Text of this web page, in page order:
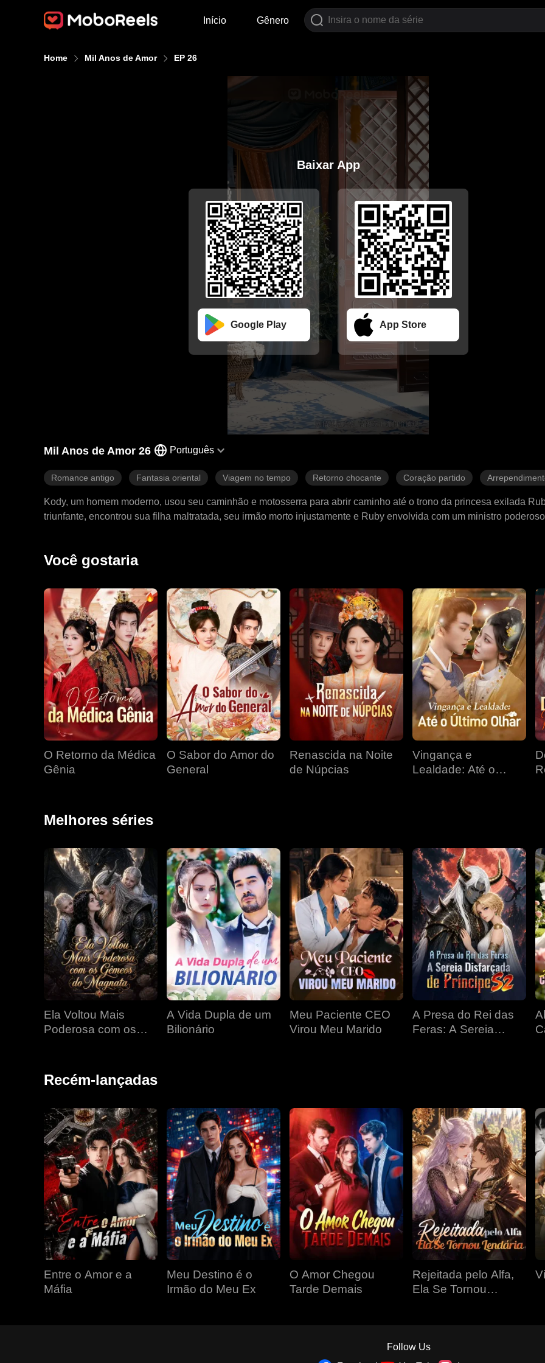
Início Gênero
Home Mil Anos de Amor EP 26
Baixar App
Google Play App Store
Mil Anos de Amor 26 Português
Romance antigo Fantasia oriental Viagem no tempo Retorno chocante Coração partido
Kody, um homem moderno, usou seu caminhão e motosserra para abrir caminho até o trono da princesa exilada
triunfante, encontrou sua filha maltratada, seu irmão morto injustamente e Ruby envolvida com um ministro
inimigos.
Você gostaria
O Retorno da Médica
Gênia
O Sabor do Amor do
General
Renascida na Noite
de Núpcias
Vingança e
Lealdade: Até o
Melhores séries
Ela Voltou Mais
Poderosa com os
A Vida Dupla de um
Bilionário
Meu Paciente CEO
Virou Meu Marido
A Presa do Rei das
Feras: A Sereia
Recém-lançadas
Entre o Amor e a
Máfia
Meu Destino é o
Irmão do Meu Ex
O Amor Chegou
Tarde Demais
Rejeitada pelo Alfa,
Ela Se Tornou
Follow Us